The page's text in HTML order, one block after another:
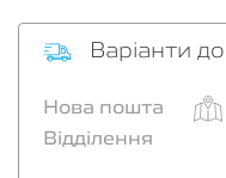
Варіанти
Нова пошта
Відділення